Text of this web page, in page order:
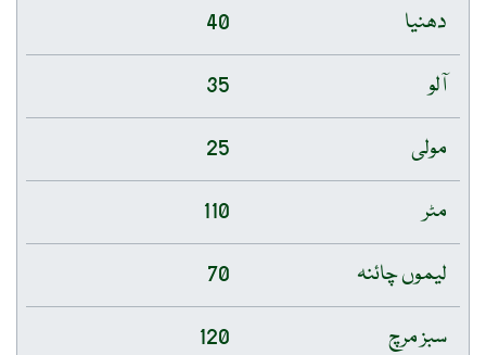
دھنیا
40
آلو
35
مولی
25
مٹر
110
لیموں چائنہ
70
سبز مرچ
120